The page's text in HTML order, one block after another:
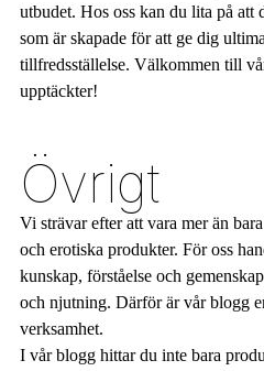
utbudet. Hos oss kan du lita på att
som är skapade för att ge dig
tillfredsställelse. Välkommen till
upptäckter!
Övrigt
Vi strävar efter att vara mer än
och erotiska produkter. För oss
kunskap, förståelse och
och njutning. Därför är vår blogg
verksamhet.
I vår blogg hittar du inte bara